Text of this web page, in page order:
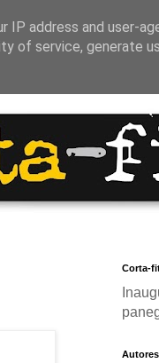
Corta-
Autores
IP address and user-
of service, generate